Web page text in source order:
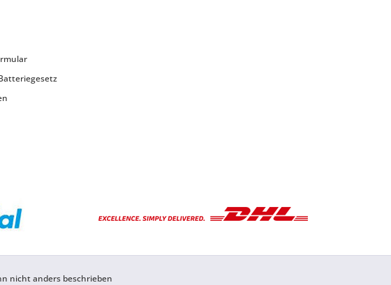
nicht anders beschrieben